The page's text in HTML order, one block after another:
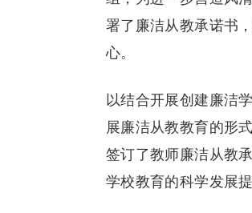
署了廉洁从教承诺书
心。
以结合开展创建廉洁
展廉洁从教教育的形
签订了教师廉洁从教
学校教育的科学发展